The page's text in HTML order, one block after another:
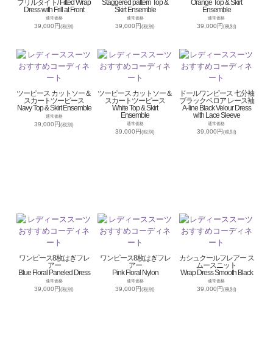
フリルタイト/ Fitted Wrap
Dress with Frill at Front
通常価格
39,000円(税別)
Staggered pattern Top &
Skirt Ensemble
通常価格
39,000円(税別)
Orange Top & Skirt
Ensemble
通常価格
39,000円(税別)
ツーピース カットソー＆
スカートツーピース
Navy Top & Skirt Ensemble
通常価格
39,000円(税別)
ツーピース カットソー＆
スカートツーピース
White Top & Skirt
Ensemble
通常価格
39,000円(税別)
ドールワンピース 七分袖
ブラックベロア レース袖
A-line Black Velour Dress
with Lace Sleeve
通常価格
39,000円(税別)
ワンピース8枚はぎフレ
アー
Blue Floral Paneled Dress
通常価格
39,000円(税別)
ワンピース8枚はぎフレ
アー
Pink Floral Nylon
通常価格
39,000円(税別)
カシュクールフレアー ス
ムースニット
Wrap Dress Smooth Black
通常価格
39,000円(税別)